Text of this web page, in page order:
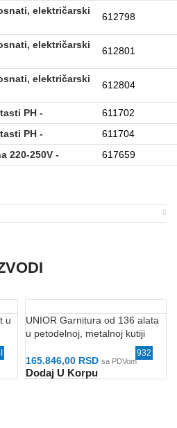
električarski
612798
električarski
612801
električarski
612804
PH -
611702
PH -
611704
220-250V -
617659
u
UNIOR Garnitura od 136 alata
u petodelnoj, metalnoj kutiji
165.846,00 RSD sa PDVom
Dodaj U Korpu
932